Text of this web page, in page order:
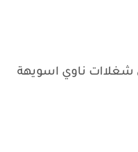
شغلاات ناوي اسويهة